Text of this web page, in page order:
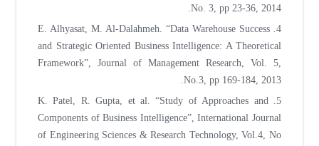
No. 3, pp 23-36, 2014.
4. E. Alhyasat, M. Al-Dalahmeh. “Data Warehouse Success
and Strategic Oriented Business Intelligence: A Theoretical
Framework”, Journal of Management Research, Vol. 5,
No.3, pp 169-184, 2013.
5. K. Patel, R. Gupta, et al. “Study of Approaches and
Components of Business Intelligence”, International Journal
of Engineering Sciences & Research Technology, Vol.4, No